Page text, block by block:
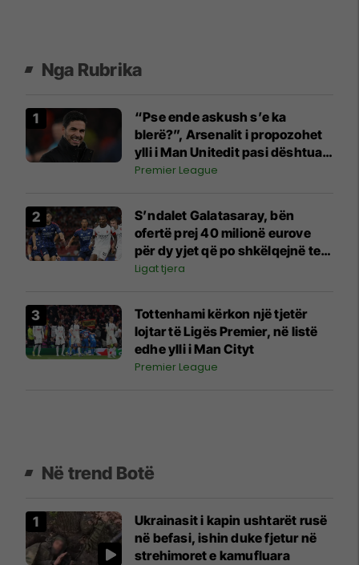
Nga Rubrika
“Pse ende askush s’e ka
blerë?”, Arsenalit i propozohet
ylli i Man Unitedit pasi dështuan
me Vinicius Jr
Premier League
S’ndalet Galatasaray, bën
ofertë prej 40 milionë eurove
për dy yjet që po shkëlqejnë te
Arsenali dhe Milani
Ligat tjera
Tottenhami kërkon një tjetër
lojtar të Ligës Premier, në listë
edhe ylli i Man Cityt
Premier League
Në trend Botë
Ukrainasit i kapin ushtarët rusë
në befasi, ishin duke fjetur në
strehimoret e kamufluara